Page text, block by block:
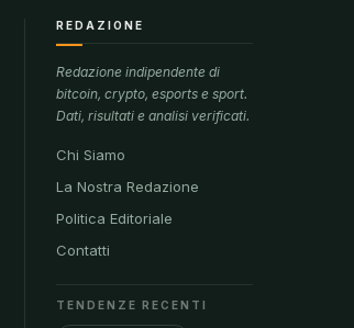
REDAZIONE
Redazione indipendente di
bitcoin, crypto, esports e sport.
Dati, risultati e analisi verificati.
Chi Siamo
La Nostra Redazione
Politica Editoriale
Contatti
TENDENZE RECENTI